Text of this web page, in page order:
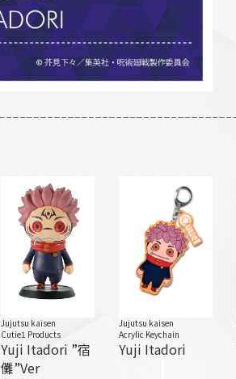
Jujutsu kaisen
Cutie1 Products
Yuji Itadori ”宿
儺”Ver
Jujutsu kaisen
Acrylic Keychain
Yuji Itadori